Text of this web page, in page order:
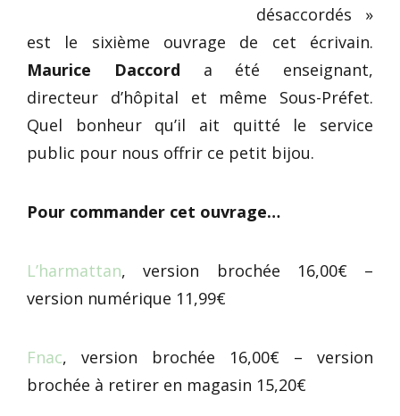
désaccordés »
est le sixième ouvrage de cet écrivain.
Maurice Daccord a été enseignant,
directeur d’hôpital et même Sous-Préfet.
Quel bonheur qu’il ait quitté le service
public pour nous offrir ce petit bijou.
Pour commander cet ouvrage…
L’harmattan, version brochée 16,00€ –
version numérique 11,99€
Fnac, version brochée 16,00€ – version
brochée à retirer en magasin 15,20€